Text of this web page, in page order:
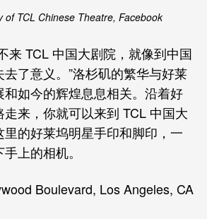
of TCL Chinese Theatre, Facebook
来 TCL 中国大剧院，就像到中国
了意义。”洛杉矶的繁华与好莱
如今的辉煌息息相关。沿着好
来，你就可以来到 TCL 中国大
的好莱坞明星手印和脚印，一
上的相机。
Boulevard, Los Angeles, CA